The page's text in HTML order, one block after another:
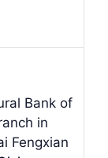
Bank of
in
Fengxian